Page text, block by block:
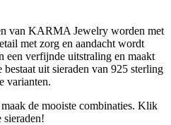
van KARMA Jewelry worden met
met zorg en aandacht wordt
een verfijnde uitstraling en maakt
uit sieraden van 925 sterling
varianten.
de mooiste combinaties. Klik
sieraden!